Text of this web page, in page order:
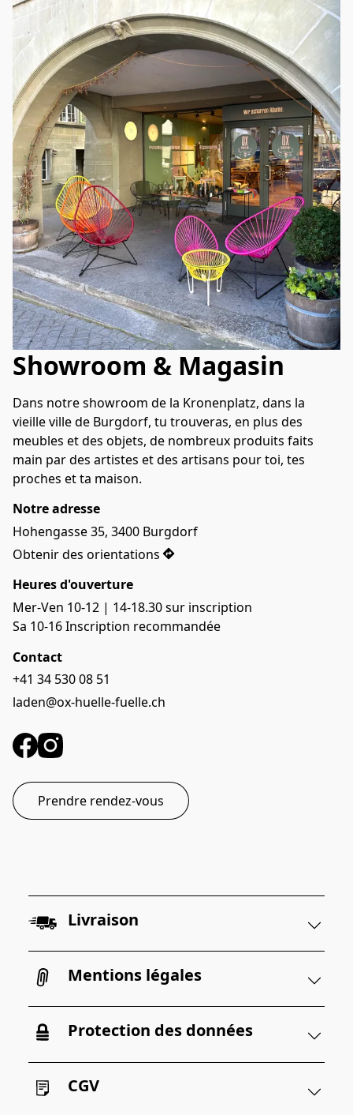
Showroom & Magasin
Dans notre showroom de la Kronenplatz, dans la
vieille ville de Burgdorf, tu trouveras, en plus des
meubles et des objets, de nombreux produits faits
main par des artistes et des artisans pour toi, tes
proches et ta maison.
Notre adresse
Hohengasse 35, 3400 Burgdorf
Obtenir des orientations
Heures d'ouverture
Mer-Ven 10-12 | 14-18.30 sur inscription
Sa 10-16 Inscription recommandée
Contact
+41 34 530 08 51
laden@ox-huelle-fuelle.ch
Prendre rendez-vous
Livraison
Mentions légales
Protection des données
CGV